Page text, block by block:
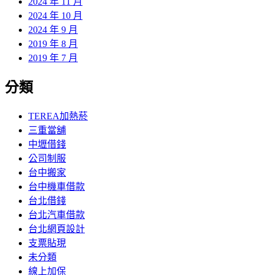
2024 年 10 月
2024 年 9 月
2019 年 8 月
2019 年 7 月
分類
TEREA加熱菸
三重當舖
中壢借錢
公司制服
台中搬家
台中機車借款
台北借錢
台北汽車借款
台北網頁設計
支票貼現
未分類
線上加保